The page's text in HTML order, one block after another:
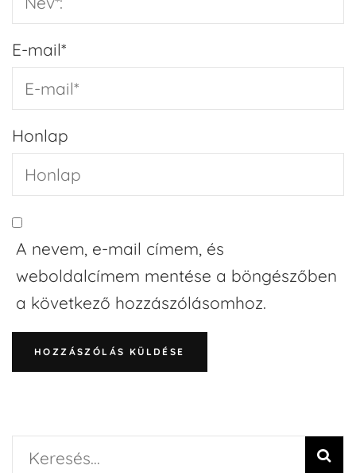
E-mail*
Honlap
A nevem, e-mail címem, és
weboldalcímem mentése a böngészőben
a következő hozzászólásomhoz.